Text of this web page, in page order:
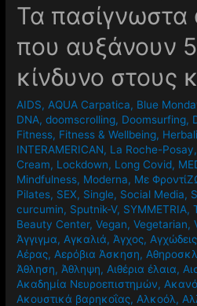
Τα
που αυξάνουν
κίνδυνο στους
AIDS, AQUA Carpatica, Blue
DNA,doomscrolling, Doomsurfing,
Fitness, Fitness & Wellbeing,
INTERAMERICAN, La Roche-Posay,
Cream, Lockdown, Long Covid,
Mindfulness, Moderna, Mε
Pilates, SEX, Single, Social Media,
curcumin, Sputnik-V, SYMMETRIA,
Beauty Center,Vegan,Vegetarian,
Άγγιγμα, Αγκαλιά, Άγχος,
Αέρας, Αερόβια Άσκηση,
Άθληση, Άθληψη, Αιθέρια έλαια,
Ακαδημία Νευροεπιστημών,
Ακουστικά βαρηκοΐας, Αλκοόλ,